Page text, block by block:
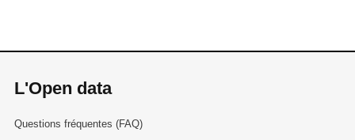
L'Open data
Questions fréquentes (FAQ)